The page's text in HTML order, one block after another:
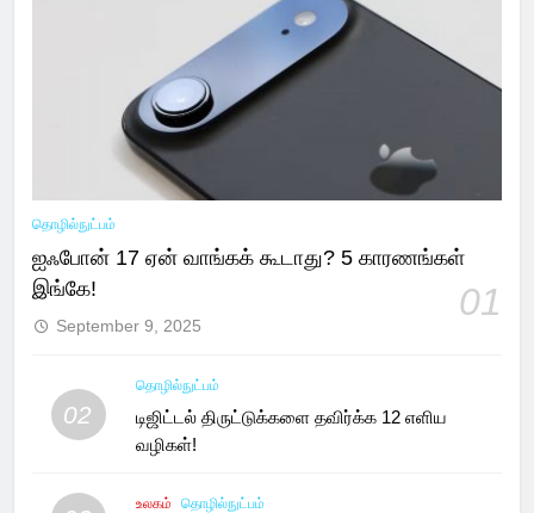
தொழில்நுட்பம்
ஐஃபோன் 17 ஏன் வாங்கக் கூடாது? 5 காரணங்கள்
இங்கே!
01
September 9, 2025
02
தொழில்நுட்பம்
டிஜிட்டல் திருட்டுக்களை தவிர்க்க 12 எளிய
வழிகள்!
உலகம் தொழில்நுட்பம்